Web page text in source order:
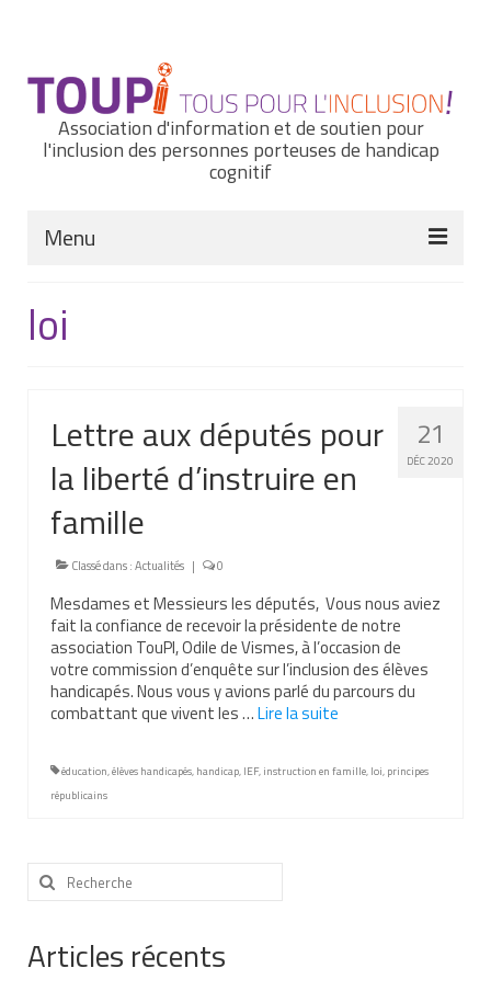
Association d'information et de soutien pour
l'inclusion des personnes porteuses de handicap
cognitif
Menu
Nous connaître
Nos missions et nos valeurs
Notre équipe
Nous contacter
Nos partenaires
Nos livres
Nos livres adaptés
Soins bucco-dentaires
Aide aux démarches
Projet de vie
Taux de handicap et carte d’invalidité
loi
21
DÉC 2020
Lettre aux députés pour
la liberté d’instruire en
famille
Classé dans :Actualités | 0
Mesdames et Messieurs les députés, Vous nous aviez
fait la confiance de recevoir la présidente de notre
association TouPI, Odile de Vismes, à l’occasion de
votre commission d’enquête sur l’inclusion des élèves
handicapés. Nous vous y avions parlé du parcours du
combattant que vivent les …Lire la suite­­
éducation,élèves handicapés, handicap, IEF, instruction en famille, loi, principes
républicains
Rechercher
:
Articles récents